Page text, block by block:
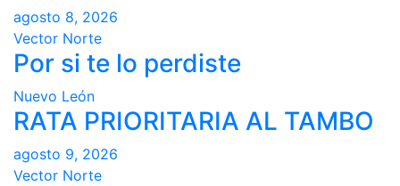
agosto 8, 2026
Vector Norte
Por si te lo perdiste
Nuevo León
RATA PRIORITARIA AL TAMBO
agosto 9, 2026
Vector Norte